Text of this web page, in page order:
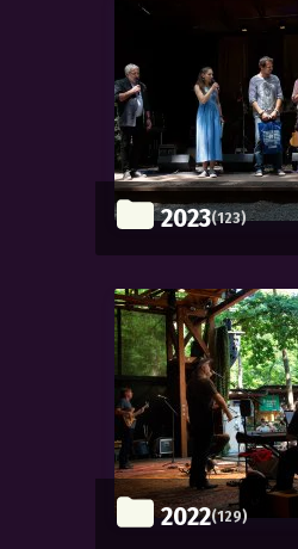
2023(123)
2022(129)